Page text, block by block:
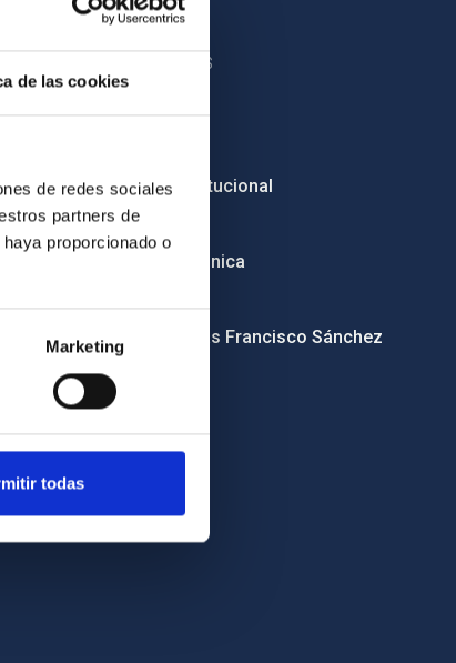
de las cookies
de redes sociales
partners de
proporcionado o
Marketing
todas
OTROS ENLACES
Empleo
Imagen institucional
RSS
Sede electrónica
Condolencias Francisco Sánchez